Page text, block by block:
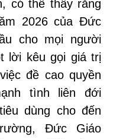
có thể thấy rằng
2026 của Đức
cho mọi người
lời kêu gọi giá trị
đề cao quyền
tình liên đới
dùng cho đến
Đức Giáo